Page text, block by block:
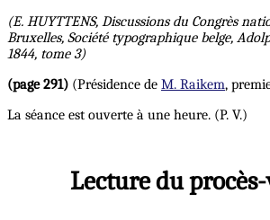
(E. HUYTTENS, Discussions du Congrès
Bruxelles, Société typographique belge,
1844, tome 3)
(page 291) (Présidence de M. Raikem,
La séance est ouverte à une heure. (P. V.)
Lecture du